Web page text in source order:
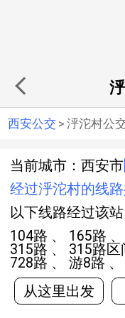
西安公交 > 泘沱村公
当前城市：西安市
经过泘沱村的线
以下线路经过该站
104路 、 165路 、 248路 、 273路 、 309路 、
315路 、 315路区间 、 316路 、 316路区间 、
从这里出发